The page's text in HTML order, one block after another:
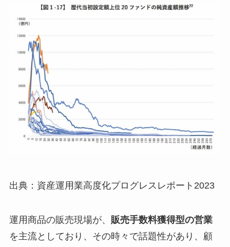
出典：資産運用業高度化プログレスレポート2023
運用商品の販売現場が、 販売手数料獲得型の営業
を主流としており、その時々で話題性があり、顧